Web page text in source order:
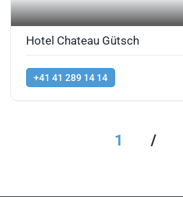
Hotel Chateau Gütsch
+41 41 289 14 14
1 /